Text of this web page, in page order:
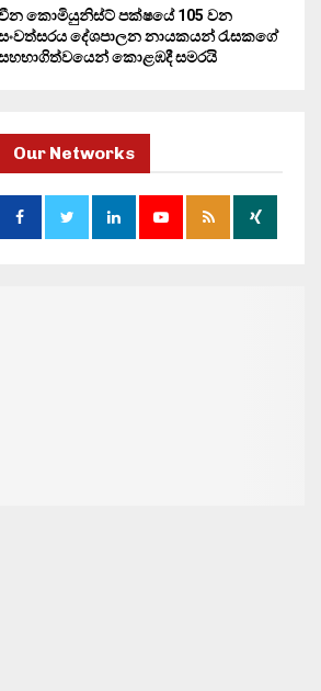
කොමියුනිස්ට් පක්ෂයේ 105 වන
දේශපාලන නායකයන් රැසකගේ
කොළඹදී සමරයි
Our Networks